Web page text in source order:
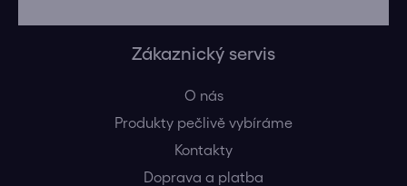
Zákaznický servis
O nás
Produkty pečlivě vybíráme
Kontakty
Doprava a platba